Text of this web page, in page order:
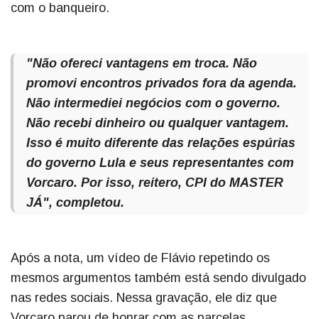
com o banqueiro.
"Não ofereci vantagens em troca. Não
promovi encontros privados fora da agenda.
Não intermediei negócios com o governo.
Não recebi dinheiro ou qualquer vantagem.
Isso é muito diferente das relações espúrias
do governo Lula e seus representantes com
Vorcaro. Por isso, reitero, CPI do MASTER
JÁ", completou.
Após a nota, um vídeo de Flávio repetindo os
mesmos argumentos também está sendo divulgado
nas redes sociais. Nessa gravação, ele diz que